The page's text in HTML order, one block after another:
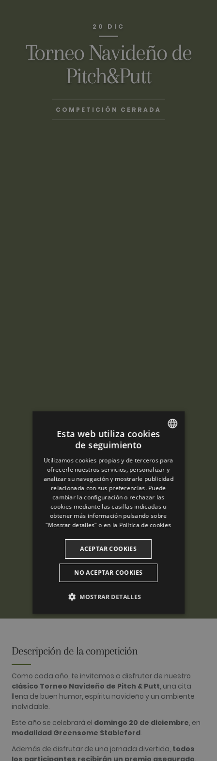
20 DIC
Torneo Navideño de
Pitch&Putt
COMPETICIÓN CERRADA
Descripción de la competición
Como cada año, te invitamos a disfrutar de nuestro
clásico Torneo Navideño de Pitch & Putt, una cita
llena de buen humor, espíritu navideño y un ambiente
inolvidable.
Este año se celebrará el domingo 20 de diciembre, en
modalidad Greensome Stableford.
Además de disfrutar de una jornada divertida, todos
los participantes recibirán un premio asegurado
SPANISH
ENGLISH
FRENCH
CATALAN
Esta web utiliza cookies
de seguimiento
Utilizamos cookies propias y de terceros para
ofrecerle nuestros servicios, personalizar y
analizar su navegación y mostrarle publicidad
relacionada con sus preferencias. Puede
cambiar la configuración o rechazar las
cookies mediante las casillas indicadas u
obtener más información pulsando sobre
“Mostrar detalles” o en la Política de cookies
ACEPTAR COOKIES
NO ACEPTAR COOKIES
MOSTRAR DETALLES
ANALÍTICAS
Las cookies analíticas se utilizan para ver cómo
los visitantes usan el sitio web. Estas cookies no
cierto visitante.